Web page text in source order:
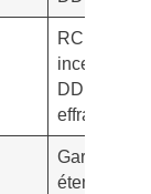
RC,
incendie,
DDE, vol
effraction
Garantie
étendue +